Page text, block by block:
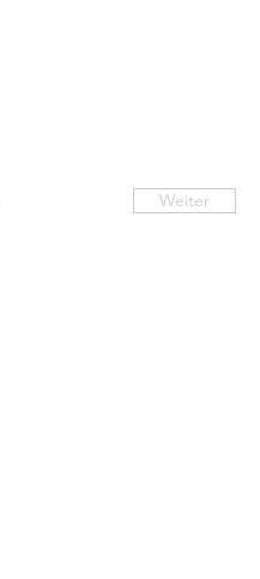
Weiter